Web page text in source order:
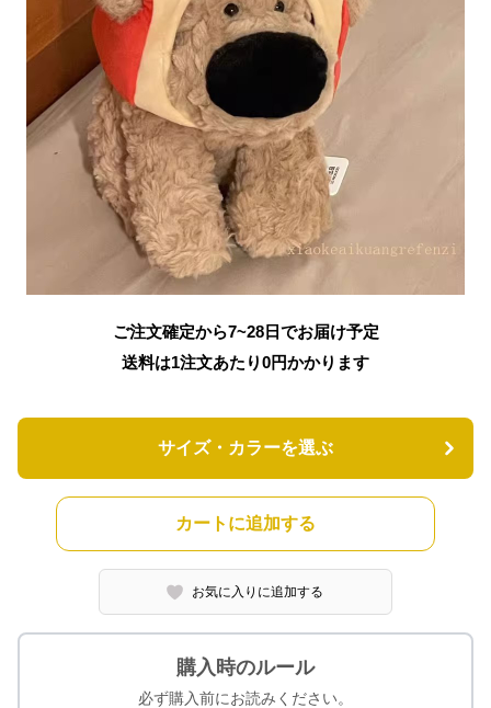
ご注文確定から7~28日でお届け予定
送料は1注文あたり0円かかります
サイズ・カラーを選ぶ
カートに追加する
お気に入りに追加する
購入時のルール
必ず購入前にお読みください。